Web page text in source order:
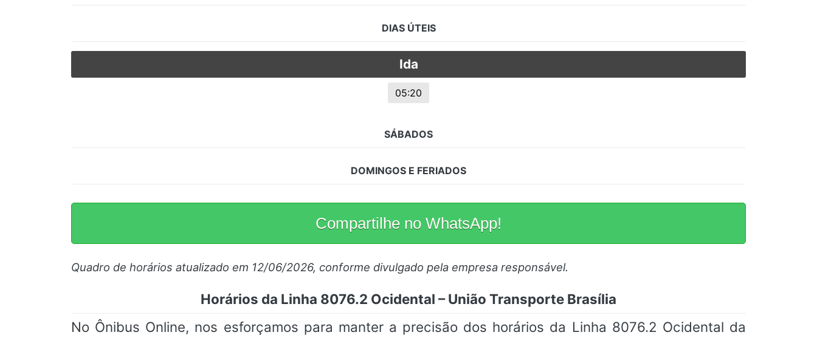
DIAS ÚTEIS
Ida
05:20
SÁBADOS
DOMINGOS E FERIADOS
Compartilhe no WhatsApp!
Quadro de horários atualizado em 12/06/2026, conforme divulgado pela empresa responsável.
Horários da Linha 8076.2 Ocidental – União Transporte Brasília
No Ônibus Online, nos esforçamos para manter a precisão dos horários da Linha 8076.2 Ocidental da